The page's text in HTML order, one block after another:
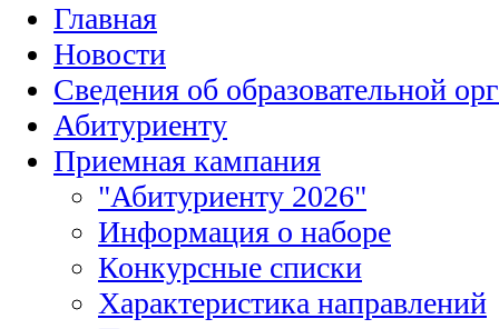
Главная
Новости
Сведения об образовательной
Абитуриенту
Приемная кампания
"Абитуриенту 2026"
Информация о наборе
Конкурсные списки
Характеристика направлений